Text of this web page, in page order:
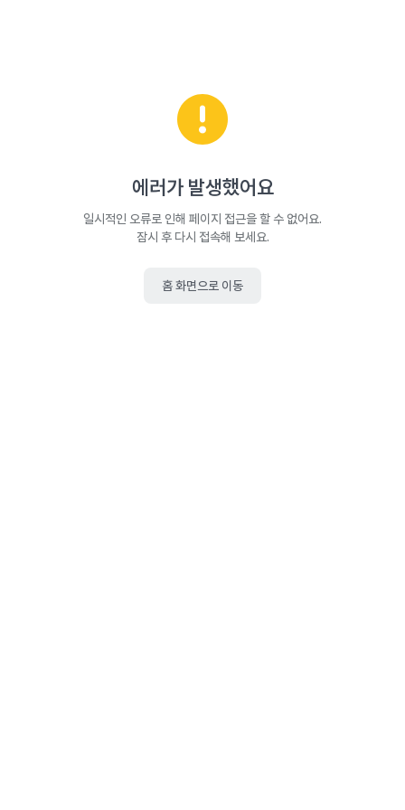
에러가 발생했어요
일시적인 오류로 인해 페이지 접근을 할 수 없어요.
잠시 후 다시 접속해 보세요.
홈 화면으로 이동